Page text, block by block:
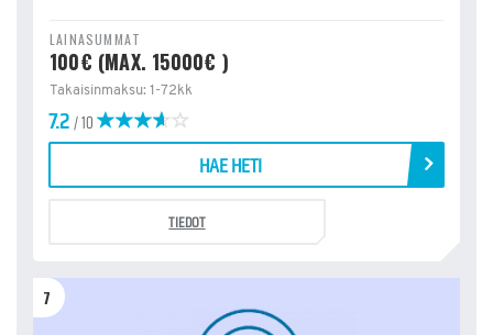
LAINASUMMAT
100€ (MAX. 15000€ )
Takaisinmaksu: 1-72kk
7.2/ 10
HAE HETI
TIEDOT
7